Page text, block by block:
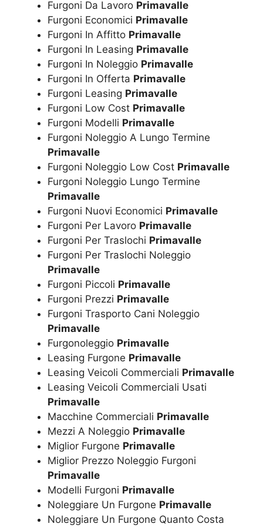
Furgoni Da Lavoro Primavalle
Furgoni Economici Primavalle
Furgoni In Affitto Primavalle
Furgoni In Leasing Primavalle
Furgoni In Noleggio Primavalle
Furgoni In Offerta Primavalle
Furgoni Leasing Primavalle
Furgoni Low Cost Primavalle
Furgoni Modelli Primavalle
Furgoni Noleggio A Lungo Termine
Primavalle
Furgoni Noleggio Low Cost Primavalle
Furgoni Noleggio Lungo Termine
Primavalle
Furgoni Nuovi Economici Primavalle
Furgoni Per Lavoro Primavalle
Furgoni Per Traslochi Primavalle
Furgoni Per Traslochi Noleggio
Primavalle
Furgoni Piccoli Primavalle
Furgoni Prezzi Primavalle
Furgoni Trasporto Cani Noleggio
Primavalle
Furgonoleggio Primavalle
Leasing Furgone Primavalle
Leasing Veicoli Commerciali Primavalle
Leasing Veicoli Commerciali Usati
Primavalle
Macchine Commerciali Primavalle
Mezzi A Noleggio Primavalle
Miglior Furgone Primavalle
Miglior Prezzo Noleggio Furgoni
Primavalle
Modelli Furgoni Primavalle
Noleggiare Un Furgone Primavalle
Noleggiare Un Furgone Quanto Costa